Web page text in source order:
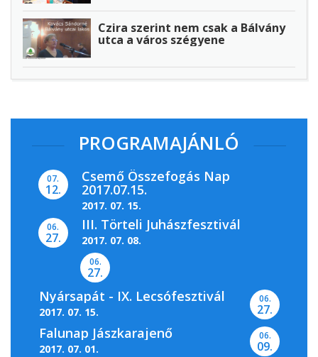
Czira szerint nem csak a Bálvány
utca a város szégyene
PROGRAMAJÁNLÓ
07.
12.
Csemő Összefogás Nap
2017.07.15.
2017. 07. 15.
06.
27.
III. Törteli Juhászfesztivál
2017. 07. 08.
06.
27.
Nyársapát - IX. Lecsófesztivál
2017. 07. 15.
06.
27.
Falunap Jászkarajenő
2017. 07. 01.
06.
09.